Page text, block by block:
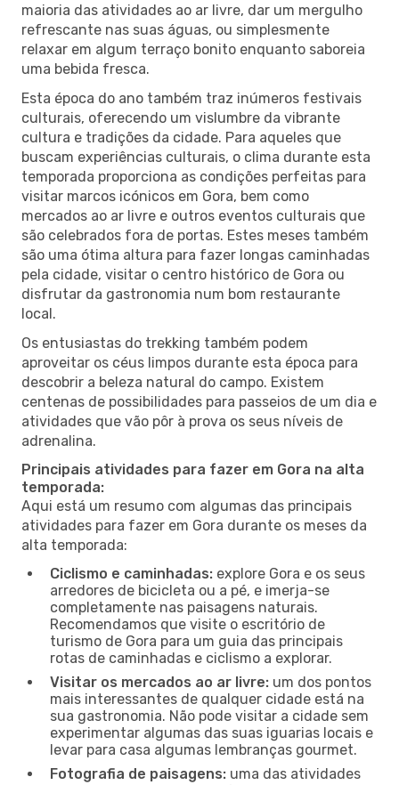
maioria das atividades ao ar livre, dar um mergulho
refrescante nas suas águas, ou simplesmente
relaxar em algum terraço bonito enquanto saboreia
uma bebida fresca.
Esta época do ano também traz inúmeros festivais
culturais, oferecendo um vislumbre da vibrante
cultura e tradições da cidade. Para aqueles que
buscam experiências culturais, o clima durante esta
temporada proporciona as condições perfeitas para
visitar marcos icónicos em Gora, bem como
mercados ao ar livre e outros eventos culturais que
são celebrados fora de portas. Estes meses também
são uma ótima altura para fazer longas caminhadas
pela cidade, visitar o centro histórico de Gora ou
disfrutar da gastronomia num bom restaurante
local.
Os entusiastas do trekking também podem
aproveitar os céus limpos durante esta época para
descobrir a beleza natural do campo. Existem
centenas de possibilidades para passeios de um dia e
atividades que vão pôr à prova os seus níveis de
adrenalina.
Principais atividades para fazer em Gora na alta
temporada:
Aqui está um resumo com algumas das principais
atividades para fazer em Gora durante os meses da
alta temporada:
Ciclismo e caminhadas: explore Gora e os seus
arredores de bicicleta ou a pé, e imerja-se
completamente nas paisagens naturais.
Recomendamos que visite o escritório de
turismo de Gora para um guia das principais
rotas de caminhadas e ciclismo a explorar.
Visitar os mercados ao ar livre: um dos pontos
mais interessantes de qualquer cidade está na
sua gastronomia. Não pode visitar a cidade sem
experimentar algumas das suas iguarias locais e
levar para casa algumas lembranças gourmet.
Fotografia de paisagens: uma das atividades